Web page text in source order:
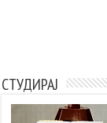
СТУДИРАЈ